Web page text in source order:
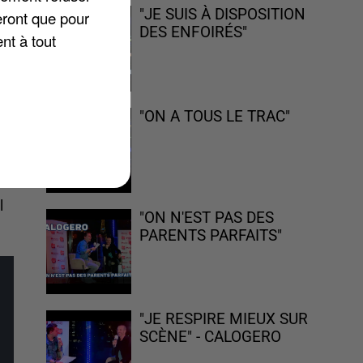
"JE SUIS À DISPOSITION
DES ENFOIRÉS"
"ON A TOUS LE TRAC"
"ON N'EST PAS DES
PARENTS PARFAITS"
"JE RESPIRE MIEUX SUR
SCÈNE" - CALOGERO
que pour
à tout